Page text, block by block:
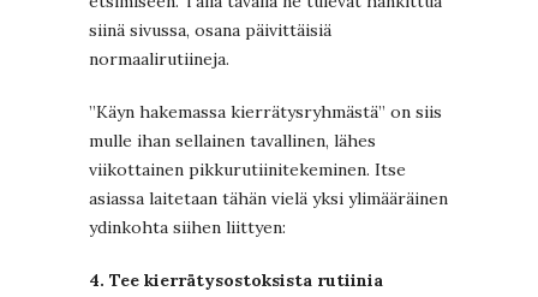
siinä sivussa, osana päivittäisiä
normaalirutiineja.
”Käyn hakemassa kierrätysryhmästä” on siis
mulle ihan sellainen tavallinen, lähes
viikottainen pikkurutiinitekeminen. Itse
asiassa laitetaan tähän vielä yksi ylimääräinen
ydinkohta siihen liittyen:
4. Tee kierrätysostoksista rutiinia